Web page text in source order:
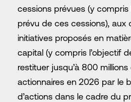
cessions prévues (y compris
prévu de ces cessions), aux
initiatives proposés en
capital (y compris l’objectif
restituer jusqu’à 800
actionnaires en 2026 par le
d’actions dans le cadre du